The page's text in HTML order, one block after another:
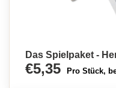
Das Spielpaket -
€5,35 Pro Stück,